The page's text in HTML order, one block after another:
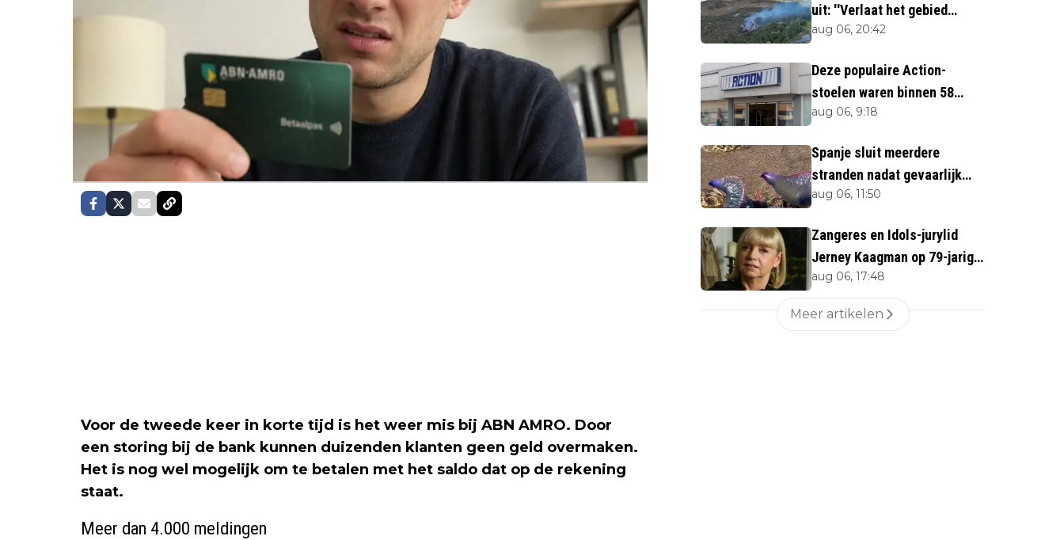
Voor de tweede keer in korte tijd is het weer mis bij ABN AMRO. Door
een storing bij de bank kunnen duizenden klanten geen geld overmaken.
Het is nog wel mogelijk om te betalen met het saldo dat op de rekening
staat.
Meer dan 4.000 meldingen
uit: ''Verlaat het gebied
direct''
aug 06, 20:42
Deze populaire Action-
stoelen waren binnen 58
minuten uitverkocht zijn
aug 06, 9:18
Spanje sluit meerdere
stranden nadat gevaarlijk
zeedier opduikt
aug 06, 11:50
Zangeres en Idols-jurylid
Jerney Kaagman op 79-jarige
leeftijd overleden
aug 06, 17:48
Meer artikelen